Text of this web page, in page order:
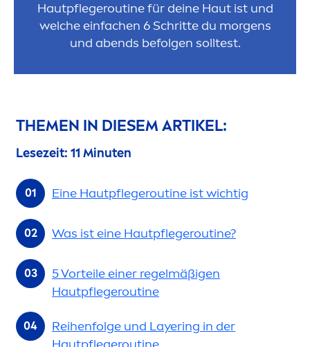
Hautpflegeroutine für deine Haut ist und
welche einfachen 6 Schritte du morgens
und abends befolgen solltest.
THEMEN IN DIESEM ARTIKEL:
Lesezeit: 11 Minuten
Eine Hautpflegeroutine ist wichtig
Was ist eine Hautpflegeroutine?
5 Vorteile einer regelmäßigen
Hautpflegeroutine
Reihenfolge und Layering in der